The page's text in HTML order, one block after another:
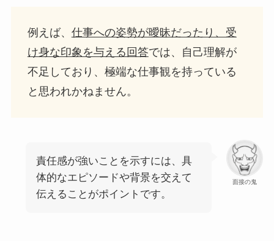
例えば、 仕事への姿勢が曖昧だったり、受
け身な印象を与える回答では、自己理解が
不足しており、極端な仕事観を持っている
と思われかねません。
面接の鬼
責任感が強いことを示すには、具
体的なエピソードや背景を交えて
伝えることがポイントです。